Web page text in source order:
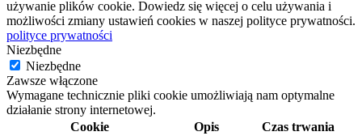
używanie plików cookie. Dowiedz się więcej o celu używania i
możliwości zmiany ustawień cookies w naszej polityce prywatności.
polityce prywatności
Niezbędne
Niezbędne
Zawsze włączone
Wymagane technicznie pliki cookie umożliwiają nam optymalne
działanie strony internetowej.
Cookie
Opis Czas trwania